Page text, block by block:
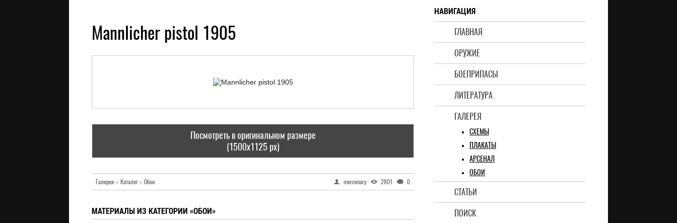
НАВИГАЦИЯ
ГЛАВНАЯ
ОРУЖИЕ
БОЕПРИПАСЫ
ЛИТЕРАТУРА
ГАЛЕРЕЯ
СХЕМЫ
ПЛАКАТЫ
АРСЕНАЛ
ОБОИ
СТАТЬИ
ПОИСК
Mannlicher pistol 1905
Посмотреть в оригинальном размере
(1500x1125 px)
Галерея» Каталог» Обои mercenary 2801 0
МАТЕРИАЛЫ ИЗ КАТЕГОРИИ «ОБОИ»